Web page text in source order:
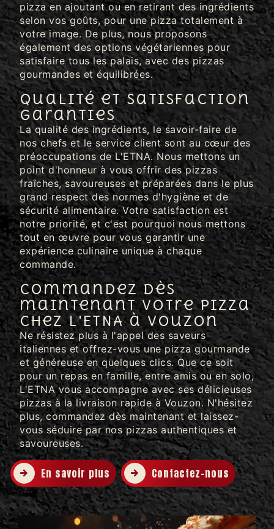
pizza en ajoutant ou en retirant des ingrédients
selon vos goûts, pour une pizza totalement à
votre image. De plus, nous proposons
également des options végétariennes pour
satisfaire tous les palais, avec des pizzas
gourmandes et équilibrées.
Qualité et satisfaction
garanties
La qualité des ingrédients, le savoir-faire de
nos chefs et le service client sont au cœur des
préoccupations de L'ETNA. Nous mettons un
point d'honneur à vous offrir des pizzas
fraîches, savoureuses et préparées dans le plus
grand respect des normes d'hygiène et de
sécurité alimentaire. Votre satisfaction est
notre priorité, et c'est pourquoi nous mettons
tout en œuvre pour vous garantir une
expérience culinaire unique à chaque
commande.
Commandez dès
maintenant votre pizza
chez L'ETNA à Vouzon
Ne résistez plus à l'appel des saveurs
italiennes et offrez-vous une pizza gourmande
et généreuse en quelques clics. Que ce soit
pour un repas en famille, entre amis ou en solo,
L'ETNA vous accompagne avec ses délicieuses
pizzas à la livraison rapide à Vouzon. N'hésitez
plus, commandez dès maintenant et laissez-
vous séduire par nos pizzas authentiques et
savoureuses.
En savoir plus Contactez-nous